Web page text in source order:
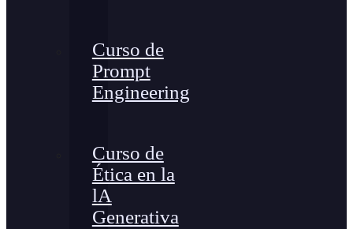
Curso de
Prompt
Engineering
Curso de
Ética en la
lA
Generativa